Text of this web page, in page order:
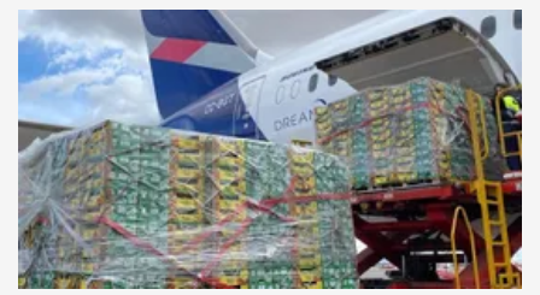
Usado
Pá Carregadeira Cat 966
Ano 1987
Londrina
R$ 145.000